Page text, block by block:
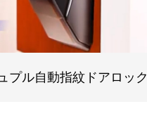
プル自動指紋ドアロック